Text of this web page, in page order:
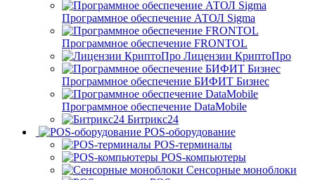
Программное обеспечение АТОЛ Sigma
Программное обеспечение FRONTOL
Лицензии КриптоПро
Программное обеспечение БИФИТ Бизнес
Программное обеспечение DataMobile
Битрикс24
POS-оборудование
POS-терминалы
POS-компьютеры
Сенсорные моноблоки